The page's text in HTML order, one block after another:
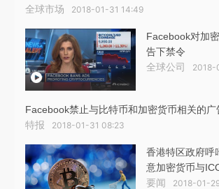
全球市场 2018-01-31 14:49
Facebook对加
告下禁令
全球公司 2018-
Facebook禁止与比特币和加密货币相关的广
特报 2018-01-31 08:23
香港特区政府呼
意加密货币与
要闻 2018-01-